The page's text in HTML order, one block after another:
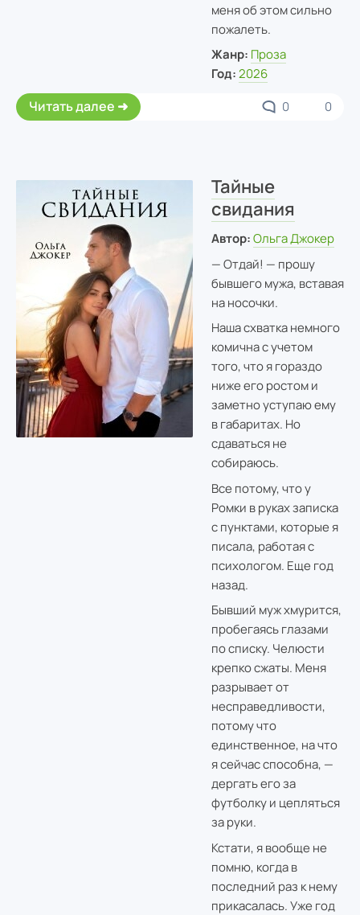
меня об этом сильно
пожалеть.
Жанр: Проза
Год: 2026
Читать далее 0 0
Тайные
свидания
Автор: Ольга Джокер
— Отдай! — прошу
бывшего мужа, вставая
на носочки.
Наша схватка немного
комична с учетом
того, что я гораздо
ниже его ростом и
заметно уступаю ему
в габаритах. Но
сдаваться не
собираюсь.
Все потому, что у
Ромки в руках записка
с пунктами, которые я
писала, работая с
психологом. Еще год
назад.
Бывший муж хмурится,
пробегаясь глазами
по списку. Челюсти
крепко сжаты. Меня
разрывает от
несправедливости,
потому что
единственное, на что
я сейчас способна, —
дергать его за
футболку и цепляться
за руки.
Кстати, я вообще не
помню, когда в
последний раз к нему
прикасалась. Уже год